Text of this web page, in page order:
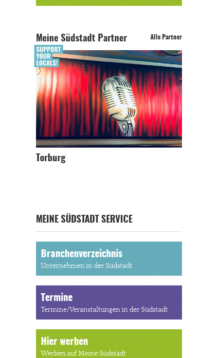
Meine Südstadt Partner Alle Partner
Torburg
MEINE SÜDSTADT SERVICE
Branchenverzeichnis
Unternehmen in der Südstadt
Termine
Termine/Veranstaltungen in der Südstadt
Hier werben
Werben auf Meine Südstadt